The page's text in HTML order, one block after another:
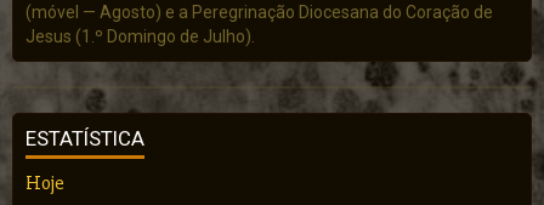
(móvel — Agosto) e a Peregrinação Diocesana do Coração de
Jesus (1.º Domingo de Julho).
ESTATÍSTICA
Hoje